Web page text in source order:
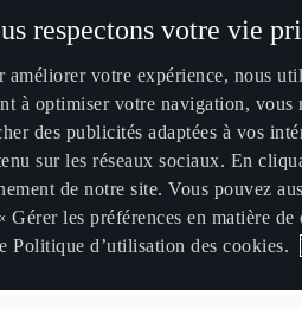
respectons votre vie
améliorer votre expérience, nous
à optimiser votre navigation, vous
des publicités adaptées à vos
sur les réseaux sociaux. En
de notre site. Vous pouvez
Gérer les préférences en matière
Politique d’utilisation des cookies.